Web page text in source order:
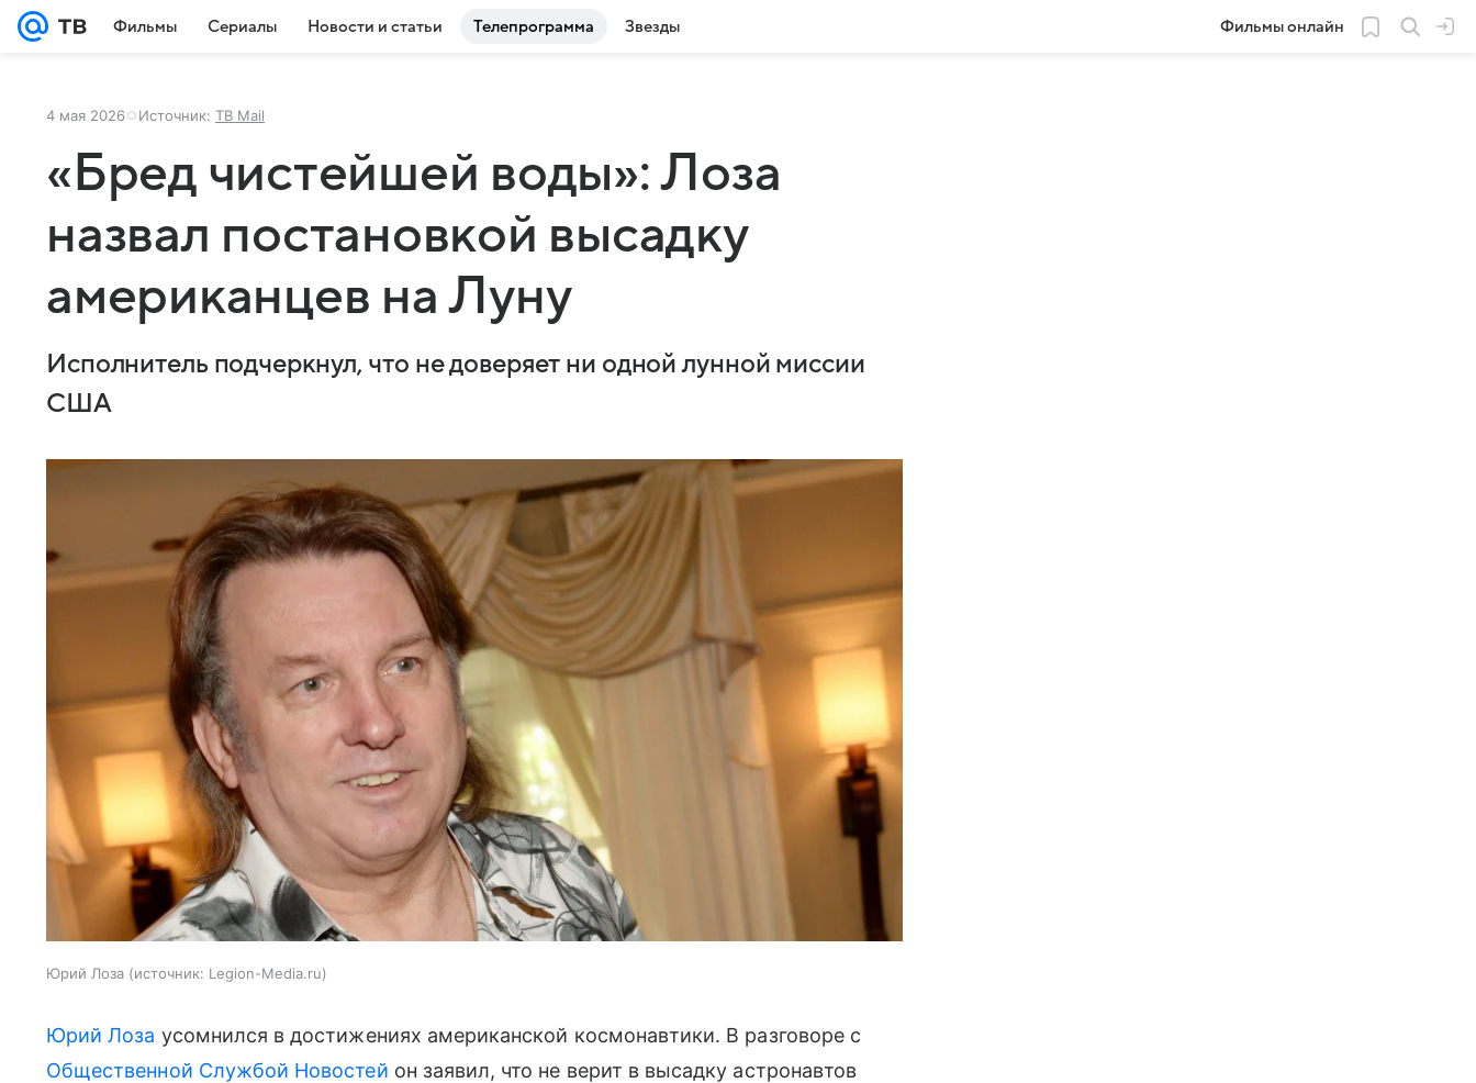
Фильмы Сериалы Новости и статьи Телепрограмма Звезды Фильмы онлайн
4 мая 2026 Источник: ТВ Mail
«Бред чистейшей воды»: Лоза
назвал постановкой высадку
американцев на Луну
Исполнитель подчеркнул, что не доверяет ни одной лунной миссии
США
Юрий Лоза источник: Legion-Media.ru
Юрий Лоза усомнился в достижениях американской космонавтики. В разговоре с
Общественной Службой Новостей он заявил, что не верит в высадку астронавтов